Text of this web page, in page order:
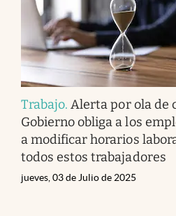
Trabajo.Alerta por ola de
Gobierno obliga a los
a modificar horarios
todos estos trabajadores
jueves, 03 de Julio de 2025